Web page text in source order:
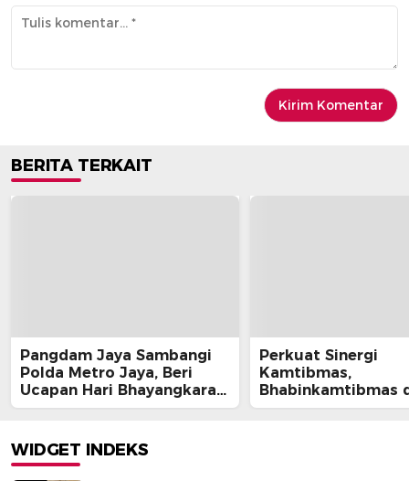
BERITA TERKAIT
Pangdam Jaya Sambangi
Polda Metro Jaya, Beri
Ucapan Hari Bhayangkara
ke-80
Perkuat Sinergi
Kamtibmas,
Bhabinkamtibmas
Babinsa Desa
WIDGET INDEKS